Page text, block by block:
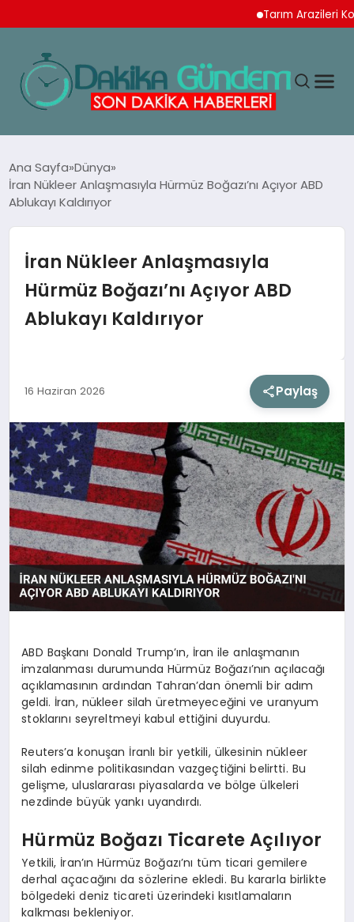
Tarım Arazileri
TEKNOLOJI
SPOR
YAŞAM
SIYASET
SAĞLIK
DÜNYA
EĞITIM
Ana Sayfa Dünya
İran Nükleer Anlaşmasıyla Hürmüz Boğazı’nı Açıyor ABD
Ablukayı Kaldırıyor
İran Nükleer Anlaşmasıyla
Hürmüz Boğazı’nı Açıyor ABD
Ablukayı Kaldırıyor
16 Haziran 2026 Paylaş
ABD Başkanı Donald Trump’ın, İran ile anlaşmanın
imzalanması durumunda Hürmüz Boğazı’nın açılacağı
açıklamasının ardından Tahran’dan önemli bir adım
geldi. İran, nükleer silah üretmeyeceğini ve uranyum
stoklarını seyreltmeyi kabul ettiğini duyurdu.
Reuters’a konuşan İranlı bir yetkili, ülkesinin nükleer
silah edinme politikasından vazgeçtiğini belirtti. Bu
gelişme, uluslararası piyasalarda ve bölge ülkeleri
nezdinde büyük yankı uyandırdı.
Hürmüz Boğazı Ticarete Açılıyor
Yetkili, İran’ın Hürmüz Boğazı’nı tüm ticari gemilere
derhal açacağını da sözlerine ekledi. Bu kararla birlikte
bölgedeki deniz ticareti üzerindeki kısıtlamaların
kalkması bekleniyor.